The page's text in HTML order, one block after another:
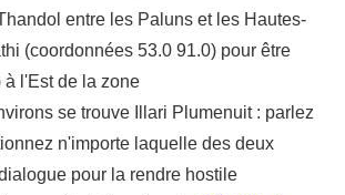
entre les Paluns et les Hautes-
(coordonnées 53.0 91.0) pour être
à l'Est de la zone
se trouve Illari Plumenuit : parlez
n'importe laquelle des deux
pour la rendre hostile